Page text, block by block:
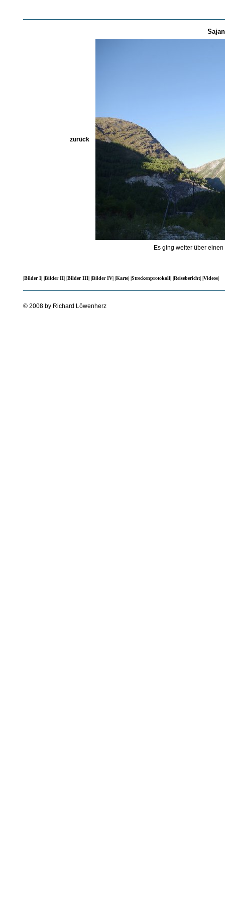
zurück
Es ging weiter über
|Bilder I| |Bilder II| |Bilder III| |Bilder IV| |Karte| |Streckenprotokoll| |Reisebericht| |Videos|
© 2008 by Richard Löwenherz